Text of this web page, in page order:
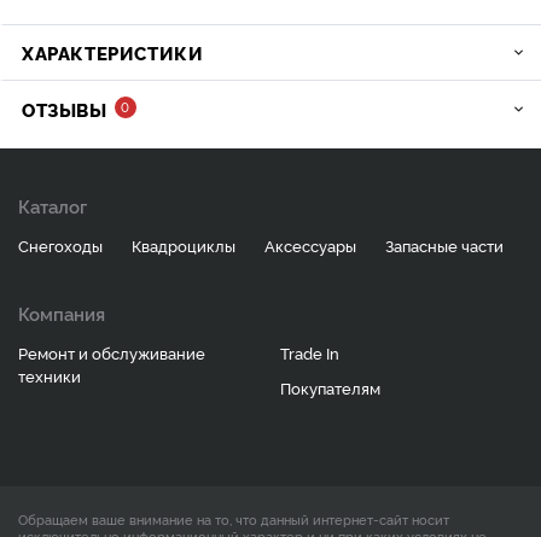
ХАРАКТЕРИСТИКИ
ОТЗЫВЫ 0
Каталог
Снегоходы Квадроциклы Аксессуары Запасные части
Компания
Ремонт и обслуживание
техники
Trade In
Покупателям
Обращаем ваше внимание на то, что данный интернет-сайт носит